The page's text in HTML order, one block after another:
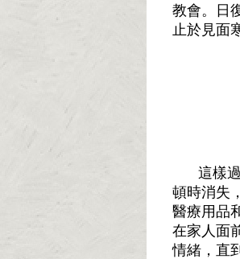
教會。日
止於見面
這樣
頓時消失
醫療用品
在家人面
情緒，直